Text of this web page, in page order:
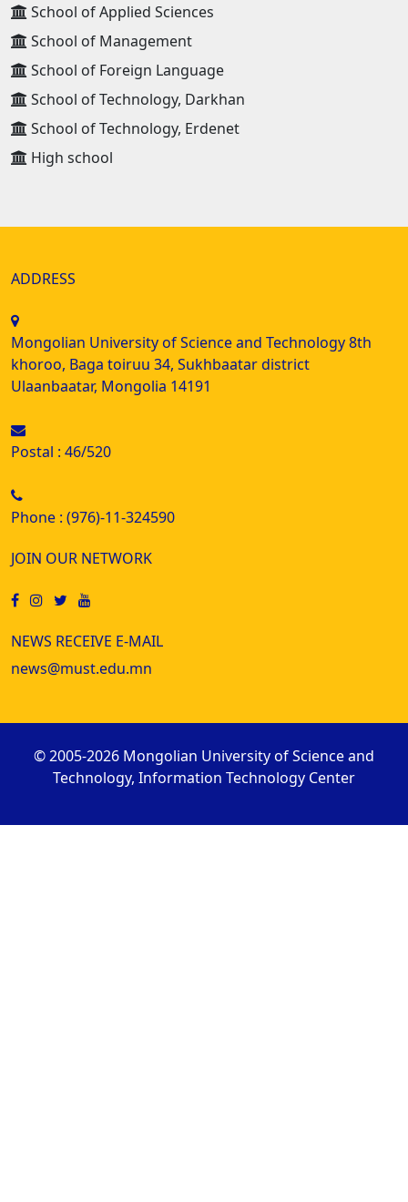
School of Applied Sciences
School of Management
School of Foreign Language
School of Technology, Darkhan
School of Technology, Erdenet
High school
ADDRESS
Mongolian University of Science and Technology 8th
khoroo, Baga toiruu 34, Sukhbaatar district
Ulaanbaatar, Mongolia 14191
Postal : 46/520
Phone : (976)-11-324590
JOIN OUR NETWORK
NEWS RECEIVE E-MAIL
news@must.edu.mn
© 2005-2026 Mongolian University of Science and
Technology, Information Technology Center